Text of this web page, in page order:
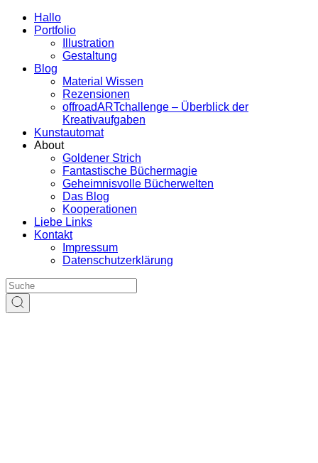
Hallo
Portfolio
Illustration
Gestaltung
Blog
Material Wissen
Rezensionen
offroadARTchallenge – Überblick der
Kreativaufgaben
Kunstautomat
About
Goldener Strich
Fantastische Büchermagie
Geheimnisvolle Bücherwelten
Das Blog
Kooperationen
Liebe Links
Kontakt
Impressum
Datenschutzerklärung